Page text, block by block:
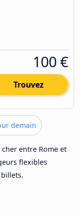
100 €
Trouvez
demain
entre Rome et
flexibles